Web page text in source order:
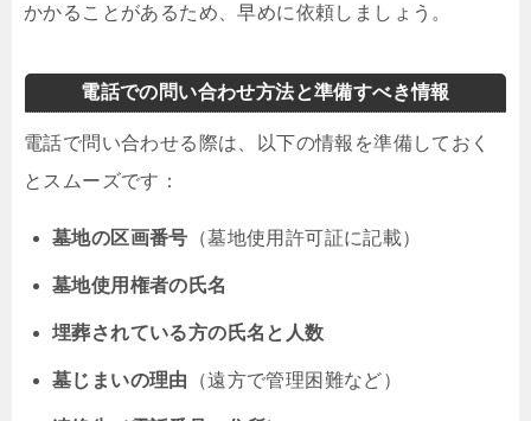
かかることがあるため、早めに依頼しましょう。
電話での問い合わせ方法と準備すべき情報
電話で問い合わせる際は、以下の情報を準備しておく
とスムーズです：
墓地の区画番号 （墓地使用許可証に記載）
墓地使用権者の氏名
埋葬されている方の氏名と人数
墓じまいの理由 （遠方で管理困難など）